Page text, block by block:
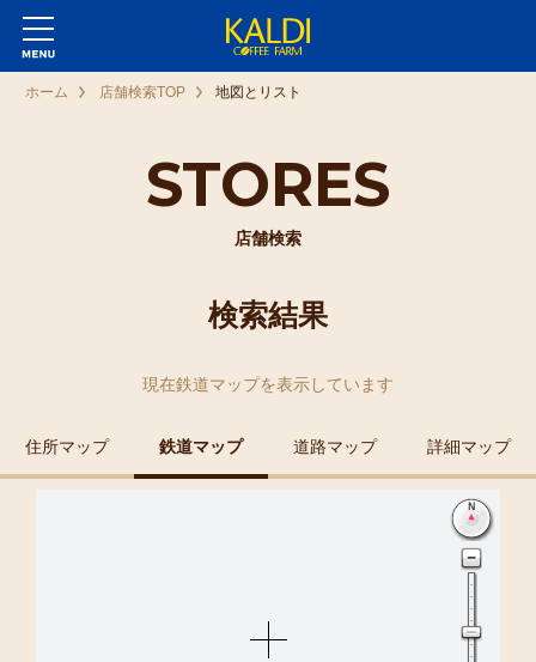
STORES
店舗検索
ホーム 店舗検索TOP 地図とリスト
検索結果
現在鉄道マップを表示しています
住所マップ 鉄道マップ 道路マップ 詳細マップ